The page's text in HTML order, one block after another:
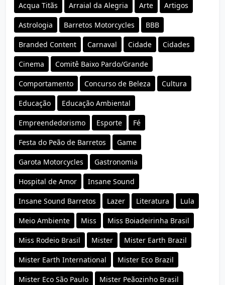
Acqua Titãs Arraial da Alegria Arte Artigos
Astrologia Barretos Motorcycles BBB
Branded Content Carnaval Cidade Cidades
Cinema Comitê Baixo Pardo/Grande
Comportamento Concurso de Beleza Cultura
Educação Educação Ambiental
Empreendedorismo Esporte Fé
Festa do Peão de Barretos Game
Garota Motorcycles Gastronomia
Hospital de Amor Insane Sound
Insane Sound Barretos Lazer Literatura Lula
Meio Ambiente Miss Miss Boiadeirinha Brasil
Miss Rodeio Brasil Mister Mister Earth Brazil
Mister Earth International Mister Eco Brazil
Mister Eco São Paulo Mister Peãozinho Brasil